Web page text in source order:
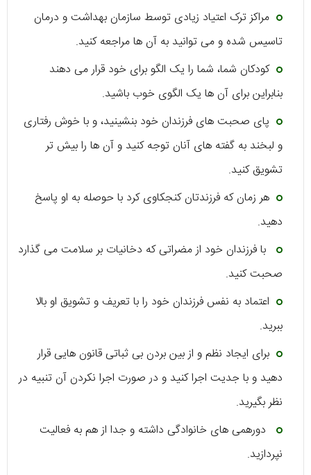
مراکز ترک اعتیاد زیادی توسط سازمان بهداشت و درمان
تاسیس شده و می توانید به آن ها مراجعه کنید.
کودکان شما، شما را یک الگو برای خود قرار می دهند
بنابراین برای آن ها یک الگوی خوب باشید.
پای صحبت های فرزندان خود بنشینید، و با خوش رفتاری
و لبخند به گفته های آنان توجه کنید و آن ها را بیش تر
تشویق کنید.
هر زمان که فرزندتان کنجکاوی کرد با حوصله به او پاسخ
دهید.
با فرزندان خود از مضراتی که دخانیات بر سلامت می گذارد
صحبت کنید.
اعتماد به نفس فرزندان خود را با تعریف و تشویق او بالا
ببرید.
برای ایجاد نظم و از بین بردن بی ثباتی قانون هایی قرار
دهید و با جدیت اجرا کنید و در صورت اجرا نکردن آن تنبیه در
نظر بگیرید.
دورهمی های خانوادگی داشته و جدا از هم به فعالیت
نپردازید.